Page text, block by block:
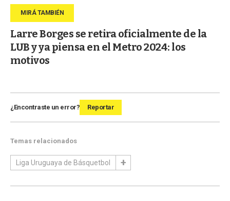
Larre Borges se retira oficialmente de la
LUB y ya piensa en el Metro 2024: los
motivos
¿Encontraste un error? Reportar
Temas relacionados
Liga Uruguaya de Básquetbol